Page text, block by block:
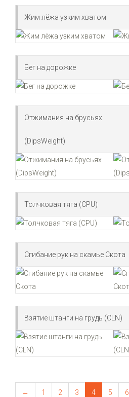
Жим лёжа узким хватом
Бег на дорожке
Отжимания на брусьях
(DipsWeight)
Толчковая тяга (CPU)
Сгибание рук на скамье Скота
Взятие штанги на грудь (CLN)
← 1 2 3 4 5 6